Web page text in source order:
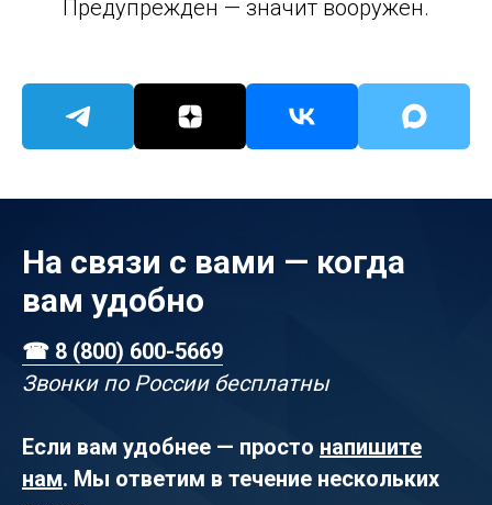
Предупрежден — значит вооружен.
На связи с вами — когда
вам удобно
☎ 8 (800) 600-5669
Звонки по России бесплатны
Если вам удобнее — просто напишите
нам. Мы ответим в течение нескольких